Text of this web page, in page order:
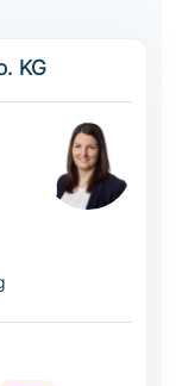
KG